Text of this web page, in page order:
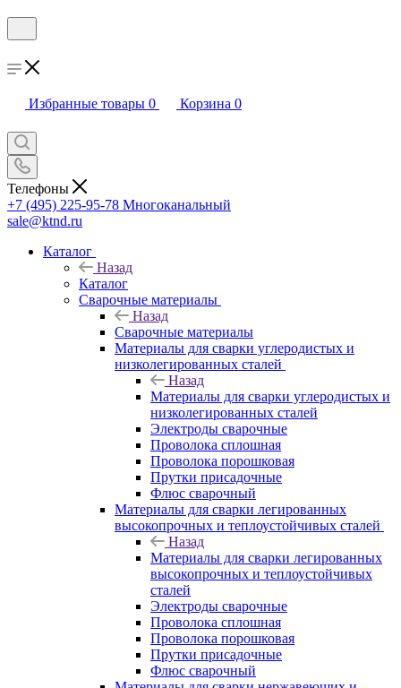
Избранные товары 0 Корзина 0
Телефоны
+7 (495) 225-95-78 Многоканальный
sale@ktnd.ru
Каталог
Назад
Каталог
Сварочные материалы
Назад
Сварочные материалы
Материалы для сварки углеродистых и
низколегированных сталей
Назад
Материалы для сварки углеродистых и
низколегированных сталей
Электроды сварочные
Проволока сплошная
Проволока порошковая
Прутки присадочные
Флюс сварочный
Материалы для сварки легированных
высокопрочных и теплоустойчивых сталей
Назад
Материалы для сварки легированных
высокопрочных и теплоустойчивых
сталей
Электроды сварочные
Проволока сплошная
Проволока порошковая
Прутки присадочные
Флюс сварочный